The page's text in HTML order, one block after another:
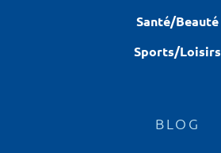
Santé/Beauté
Sports/Loisirs
BLOG